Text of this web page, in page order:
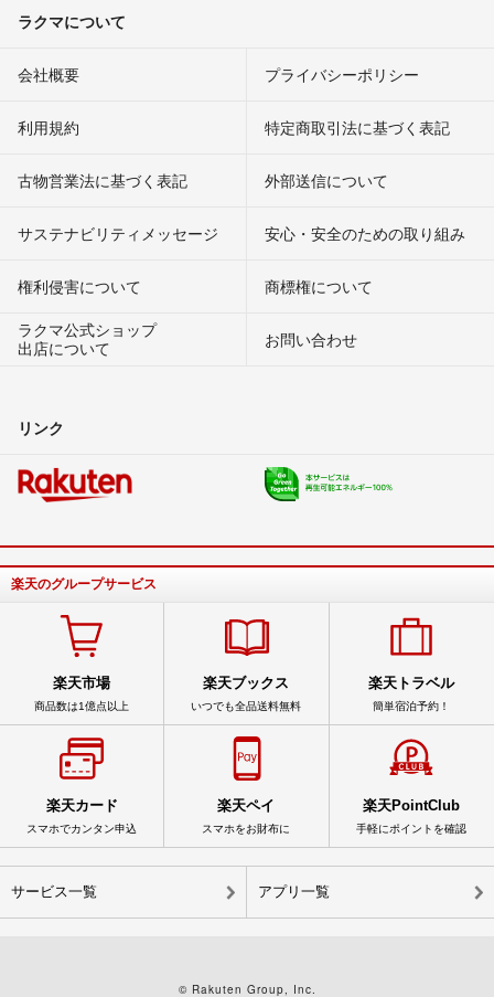
ラクマについて
会社概要 プライバシーポリシー
利用規約 特定商取引法に基づく表記
古物営業法に基づく表記 外部送信について
サステナビリティメッセージ 安心・安全のための取り組み
権利侵害について
商標権について
ラクマ公式ショップ
出店について
お問い合わせ
リンク
楽天のグループサービス
楽天市場
商品数は1億点以上
楽天ブックス
いつでも全品送料無料
楽天トラベル
簡単宿泊予約！
楽天カード
スマホでカンタン申込
楽天ペイ
スマホをお財布に
楽天PointClub
手軽にポイントを確認
サービス一覧 アプリ一覧
© Rakuten Group, Inc.